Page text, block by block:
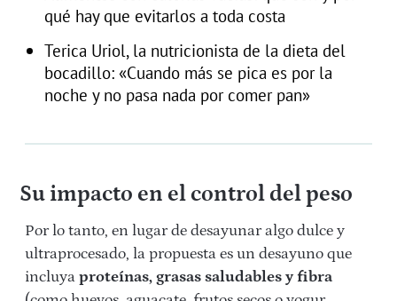
qué hay que evitarlos a toda costa
Terica Uriol, la nutricionista de la dieta del
bocadillo: «Cuando más se pica es por la
noche y no pasa nada por comer pan»
Su impacto en el control del peso
Por lo tanto, en lugar de desayunar algo dulce y
ultraprocesado, la propuesta es un desayuno que
incluya proteínas, grasas saludables y fibra